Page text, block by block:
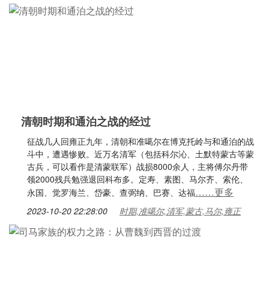
清朝时期和通泊之战的经过
征战几人回雍正九年，清朝和准噶尔在博克托岭与和通泊的战
斗中，遭遇惨败。近万名清军（包括科尔沁、土默特蒙古等蒙
古兵，可以看作是清蒙联军）战损8000余人，主将傅尔丹带
领2000残兵勉强退回科布多。定寿、素图、马尔齐、索伦、
永国、觉罗海兰、岱豪、查弼纳、巴赛、达福……更多
2023-10-20 22:28:00 时期,准噶尔,清军,蒙古,马尔,雍正